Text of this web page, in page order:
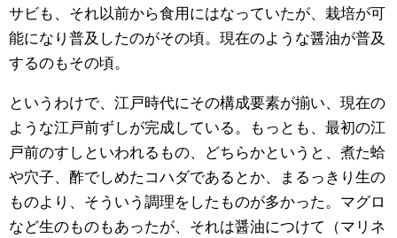
サビも、それ以前から食用にはなっていたが、栽培が可
能になり普及したのがその頃。現在のような醤油が普及
するのもその頃。
というわけで、江戸時代にその構成要素が揃い、現在の
ような江戸前ずしが完成している。もっとも、最初の江
戸前のすしといわれるもの、どちらかというと、煮た蛤
や穴子、酢でしめたコハダであるとか、まるっきり生の
ものより、そういう調理をしたものが多かった。マグロ
など生のものもあったが、それは醤油につけて（マリネ